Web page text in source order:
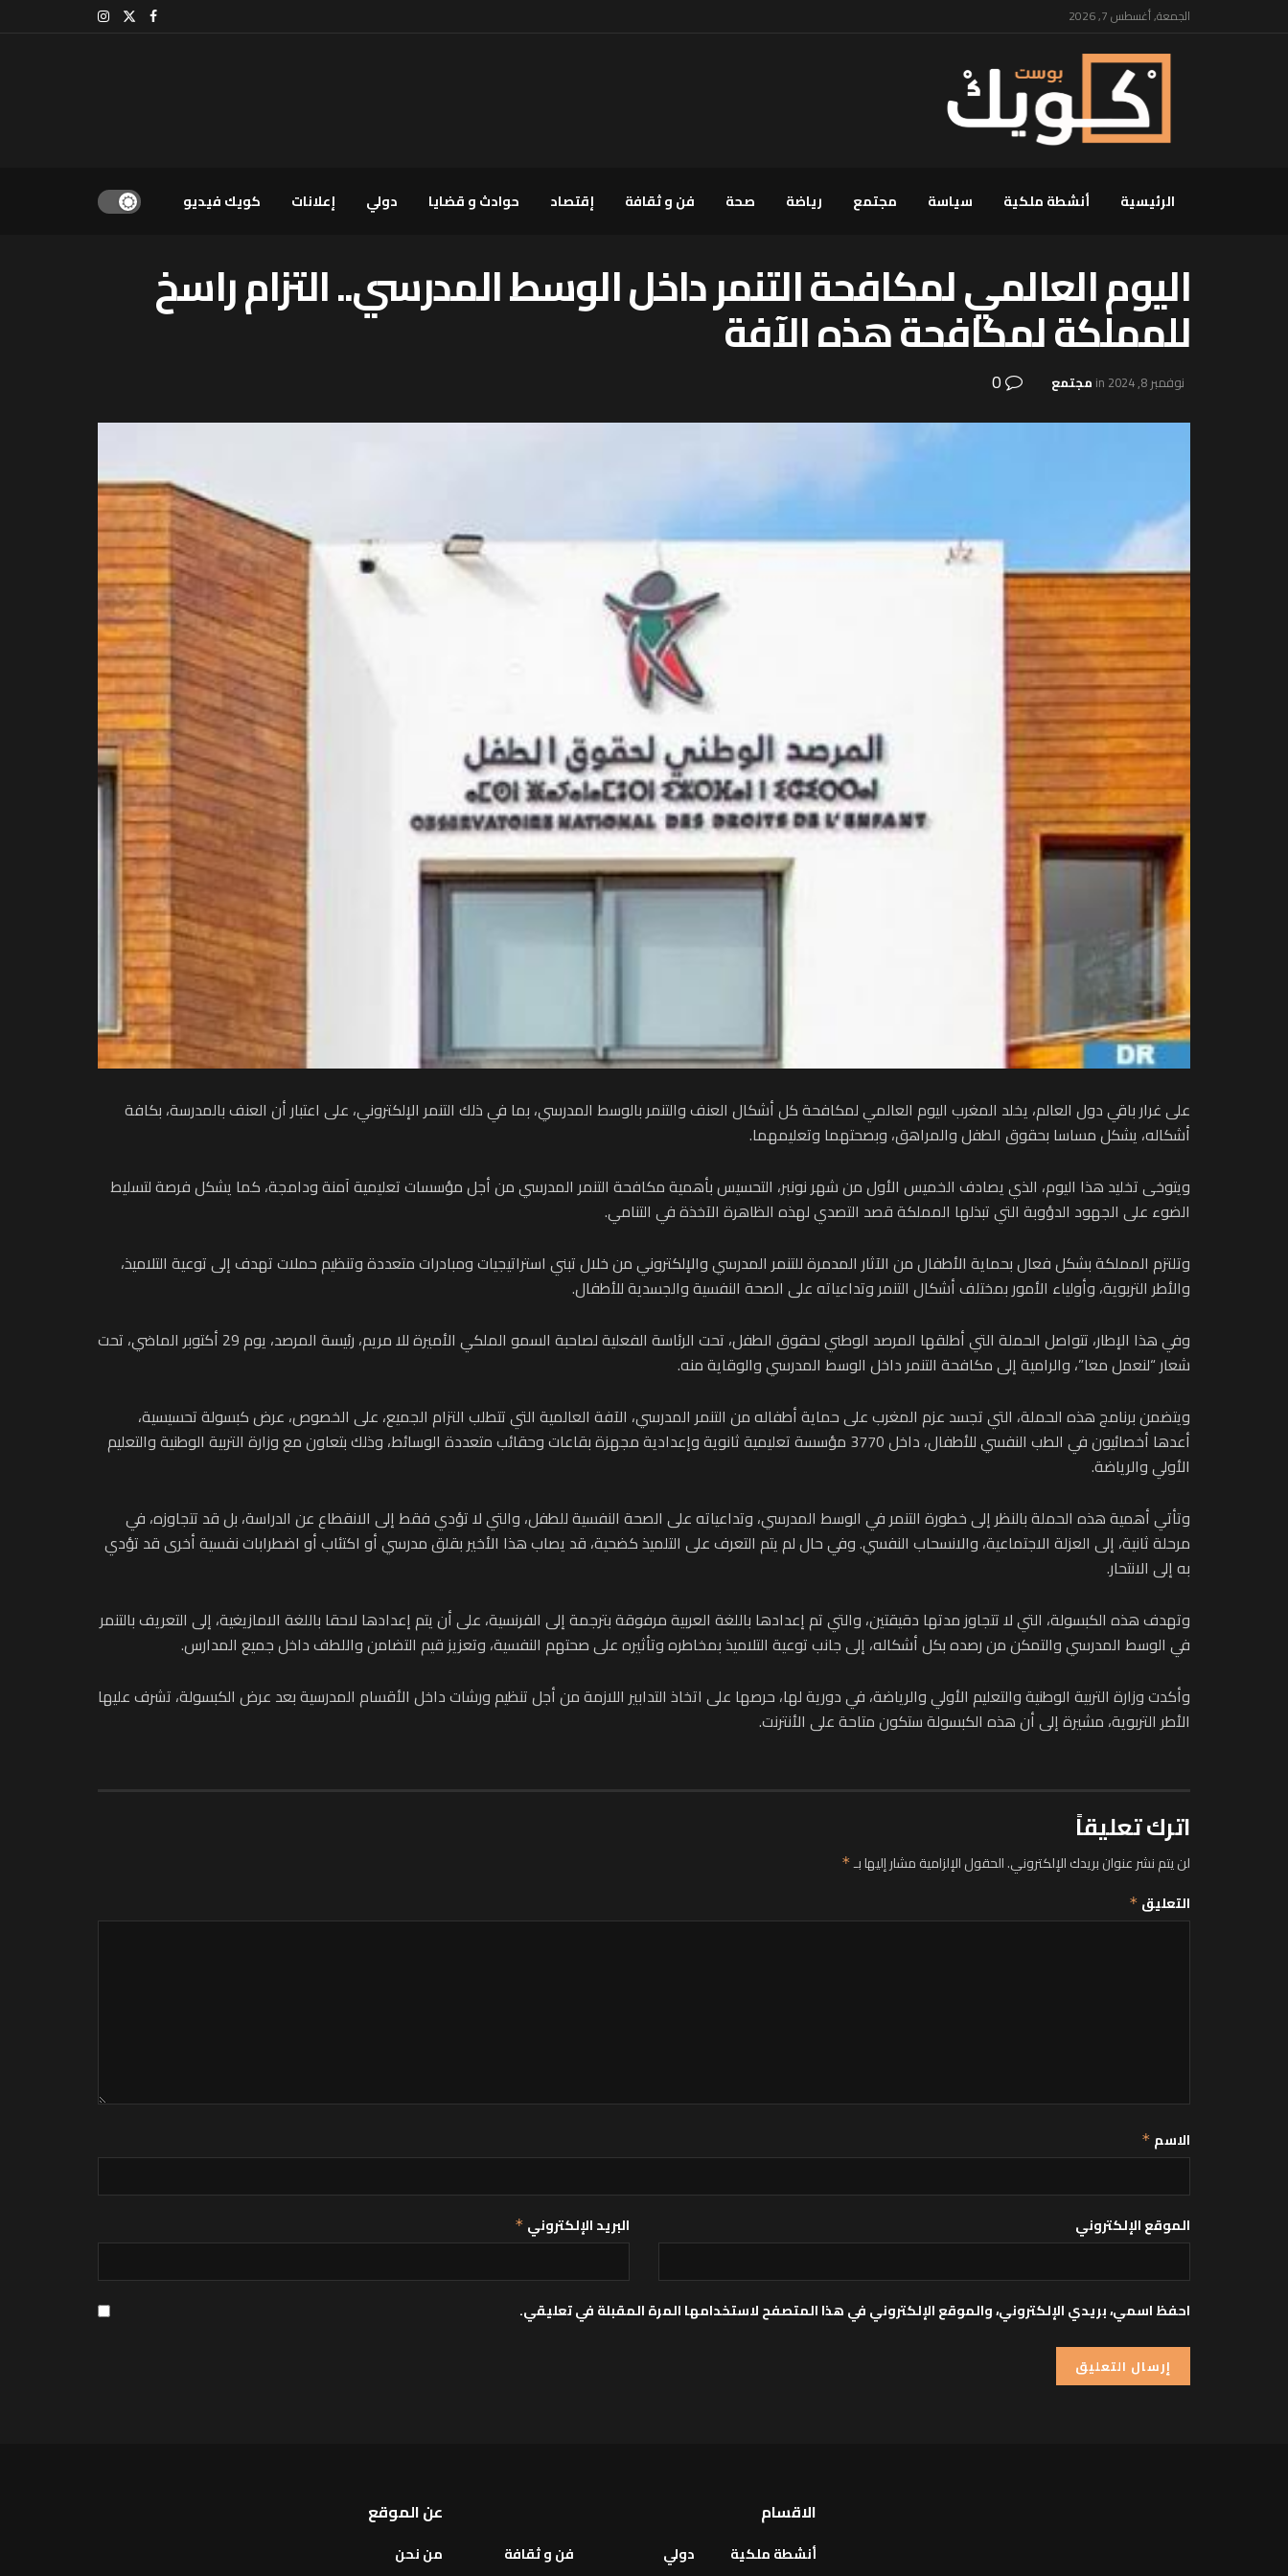
الجمعة, أغسطس 7, 2026
الرئيسية أنشطة ملكية سياسة مجتمع رياضة صحة فن و ثقافة إقتصاد حوادث و قضايا دولي إعلانات كويك فيديو
اليوم العالمي لمكافحة التنمر داخل الوسط المدرسي.. التزام راسخ
للمملكة لمكافحة هذه الآفة
نوفمبر 8, 2024 in مجتمع
على غرار باقي دول العالم، يخلد المغرب اليوم العالمي لمكافحة كل أشكال العنف والتنمر بالوسط المدرسي، بما في ذلك التنمر الإلكتروني، على اعتبار أن العنف بالمدرسة، بكافة
أشكاله، يشكل مساسا بحقوق الطفل والمراهق، وبصحتهما وتعليمهما.
ويتوخى تخليد هذا اليوم، الذي يصادف الخميس الأول من شهر نونبر، التحسيس بأهمية مكافحة التنمر المدرسي من أجل مؤسسات تعليمية آمنة ودامجة، كما يشكل فرصة لتسليط
الضوء على الجهود الدؤوبة التي تبذلها المملكة قصد التصدي لهذه الظاهرة الآخذة في التنامي.
وتلتزم المملكة بشكل فعال بحماية الأطفال من الآثار المدمرة للتنمر المدرسي والإلكتروني من خلال تبني استراتيجيات ومبادرات متعددة وتنظيم حملات تهدف إلى توعية التلاميذ،
والأطر التربوية، وأولياء الأمور بمختلف أشكال التنمر وتداعياته على الصحة النفسية والجسدية للأطفال.
وفي هذا الإطار، تتواصل الحملة التي أطلقها المرصد الوطني لحقوق الطفل، تحت الرئاسة الفعلية لصاحبة السمو الملكي الأميرة للا مريم، رئيسة المرصد، يوم 29 أكتوبر الماضي، تحت
شعار “لنعمل معا”، والرامية إلى مكافحة التنمر داخل الوسط المدرسي والوقاية منه.
ويتضمن برنامج هذه الحملة، التي تجسد عزم المغرب على حماية أطفاله من التنمر المدرسي، الآفة العالمية التي تتطلب التزام الجميع، على الخصوص، عرض كبسولة تحسيسية،
أعدها أخصائيون في الطب النفسي للأطفال، داخل 3770 مؤسسة تعليمية ثانوية وإعدادية مجهزة بقاعات وحقائب متعددة الوسائط، وذلك بتعاون مع وزارة التربية الوطنية والتعليم
الأولي والرياضة.
وتأتي أهمية هذه الحملة بالنظر إلى خطورة التنمر في الوسط المدرسي، وتداعياته على الصحة النفسية للطفل، والتي لا تؤدي فقط إلى الانقطاع عن الدراسة، بل قد تتجاوزه، في
مرحلة ثانية، إلى العزلة الاجتماعية، والانسحاب النفسي. وفي حال لم يتم التعرف على التلميذ كضحية، قد يصاب هذا الأخير بقلق مدرسي أو اكتئاب أو اضطرابات نفسية أخرى قد تؤدي
به إلى الانتحار.
وتهدف هذه الكبسولة، التي لا تتجاوز مدتها دقيقتين، والتي تم إعدادها باللغة العربية مرفوقة بترجمة إلى الفرنسية، على أن يتم إعدادها لاحقا باللغة الامازيغية، إلى التعريف بالتنمر
في الوسط المدرسي والتمكن من رصده بكل أشكاله، إلى جانب توعية التلاميذ بمخاطره وتأثيره على صحتهم النفسية، وتعزيز قيم التضامن واللطف داخل جميع المدارس.
وأكدت وزارة التربية الوطنية والتعليم الأولي والرياضة، في دورية لها، حرصها على اتخاذ التدابير اللازمة من أجل تنظيم ورشات داخل الأقسام المدرسية بعد عرض الكبسولة، تشرف عليها
الأطر التربوية، مشيرة إلى أن هذه الكبسولة ستكون متاحة على الأنترنت.
اترك تعليقاً
لن يتم نشر عنوان بريدك الإلكتروني.الحقول الإلزامية مشار إليها بـ*
التعليق *
الاسم *
البريد الإلكتروني * الموقع الإلكتروني
احفظ اسمي، بريدي الإلكتروني، والموقع الإلكتروني في هذا المتصفح لاستخدامها المرة المقبلة في تعليقي.
الاقسام
أنشطة ملكية
دولي
فن و ثقافة
عن الموقع
من نحن